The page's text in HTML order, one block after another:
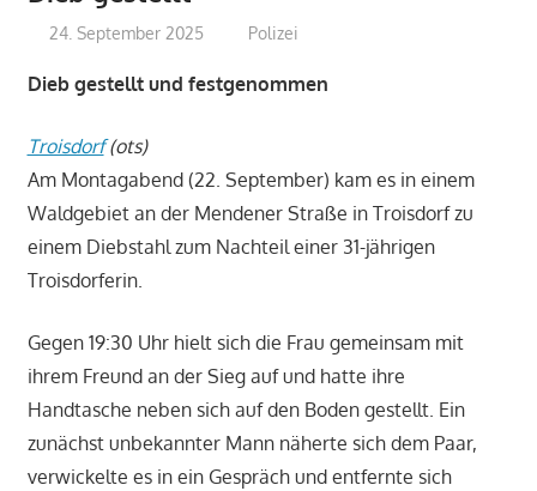
24. September 2025 treffpunkt
Polizei
Dieb gestellt und festgenommen
Troisdorf(ots)
Am Montagabend (22. September) kam es in einem
Waldgebiet an der Mendener Straße in Troisdorf zu
einem Diebstahl zum Nachteil einer 31-jährigen
Troisdorferin.
Gegen 19:30 Uhr hielt sich die Frau gemeinsam mit
ihrem Freund an der Sieg auf und hatte ihre
Handtasche neben sich auf den Boden gestellt. Ein
zunächst unbekannter Mann näherte sich dem Paar,
verwickelte es in ein Gespräch und entfernte sich